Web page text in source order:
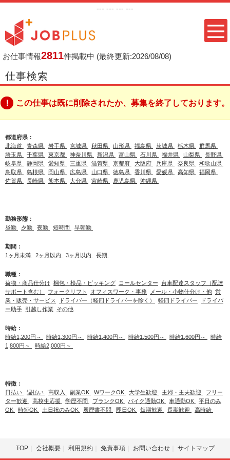
--- --- --- ---
お仕事情報2811件掲載中 (最終更新:2026/08/08)
仕事検索
この仕事は既に削除されたか、募集を終了しております。
都道府県：
北海道
青森県 岩手県 宮城県 秋田県 山形県 福島県 茨城県 栃木県
群馬県
埼玉県
千葉県 東京都 神奈川県 新潟県 富山県 石川県 福井県 山梨県
長野県
岐阜県
静岡県 愛知県 三重県 滋賀県 京都府 大阪府 兵庫県 奈良県
和歌山県
鳥取県
島根県 岡山県 広島県 山口県 徳島県 香川県 愛媛県 高知県
福岡県
佐賀県
長崎県 熊本県 大分県 宮崎県 鹿児島県 沖縄県
勤務形態：
昼勤
夕勤 夜勤 短時間 早朝勤
期間：
1ヶ月未満
2ヶ月以内 3ヶ月以内 長期
職種：
荷物・商品仕分け 梱包・検品・ピッキング コールセンター
台車配達スタッフ（配達
サポート含む）
フォークリフト オフィスワーク・事務 メール・小物仕分け・他 営
業・販売・サービス
ドライバー（軽四ドライバーを除く） 軽四ドライバー
ドライバ
ー助手 引越し作業 その他
時給：
時給1,200円～
時給1,300円～ 時給1,400円～ 時給1,500円～ 時給1,600円～
時給
1,800円～
時給2,000円～
特徴：
日払い
週払い 高収入 副業OK WワークOK 大学生歓迎 主婦・主夫歓迎
フリー
ター歓迎
高校生応援 学歴不問 ブランクOK バイク通勤OK 車通勤OK
平日のみ
OK
時短OK 土日祝のみOK 履歴書不問 即日OK 短期歓迎 長期歓迎 高時給
TOP 会社概要 利用規約 免責事項 お問い合わせ サイトマップ